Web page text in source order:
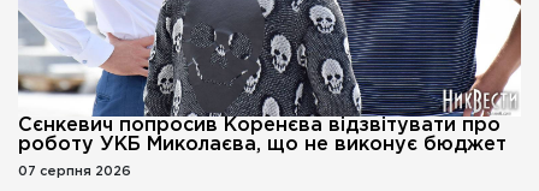
Сєнкевич попросив Коренєва відзвітувати про
роботу УКБ Миколаєва, що не виконує бюджет
07 серпня 2026